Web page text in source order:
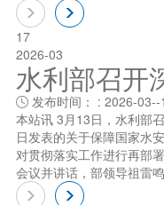
17
2026-03
水利部召开
发布时间： : 2026-03--
本站讯 3月13日，水利部
日发表的关于保障国家水
对贯彻落实工作进行再部
会议并讲话，部领导祖雷